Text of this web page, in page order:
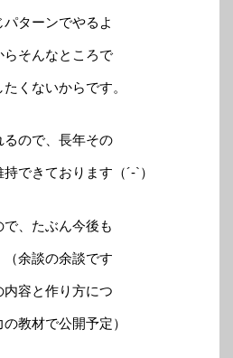
ターンでやるよ
らそんなところで
くないからです。
ので、長年その
できております（´-`）
、たぶん今後も
余談の余談です
容と作り方につ
教材で公開予定）